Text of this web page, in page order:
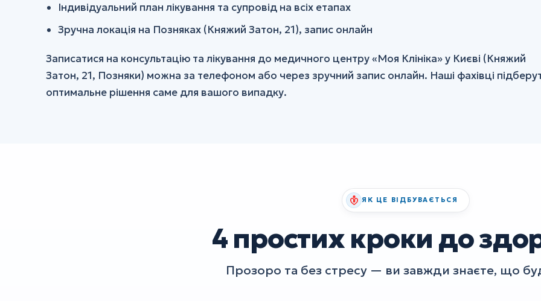
Індивідуальний план лікування та супровід на всіх етапах
Зручна локація на Позняках (Княжий Затон, 21), запис онлайн
Записатися на консультацію та лікування до медичного центру «Моя Клініка» у Києві (Княжий
Затон, 21, Позняки) можна за телефоном або через зручний запис онлайн. Наші фахівці
оптимальне рішення саме для вашого випадку.
ЯК ЦЕ ВІДБУВАЄТЬСЯ
4 простих кроки до
Прозоро та без стресу — ви завжди знаєте, що